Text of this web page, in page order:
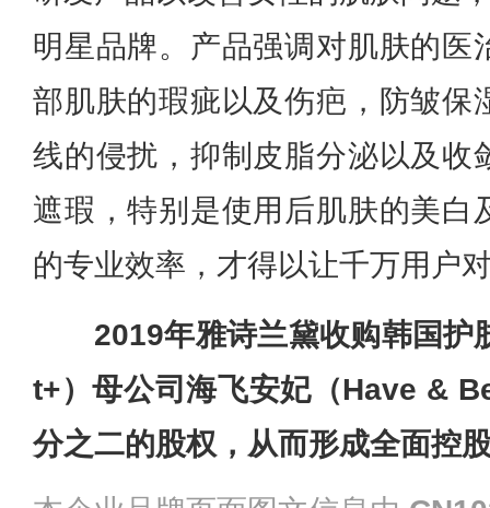
明星品牌。产品强调对肌肤的医
部肌肤的瑕疵以及伤疤，防皱保
线的侵扰，抑制皮脂分泌以及收
遮瑕，特别是使用后肌肤的美白
的专业效率，才得以让千万用户
2019年雅诗兰黛收购韩国护
t+）母公司海飞安妃（Have &
分之二的股权，从而形成全面控